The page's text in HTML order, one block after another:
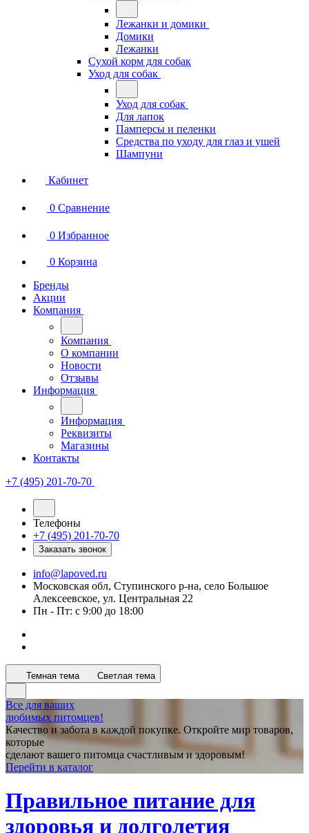
Лежанки и домики
Домики
Лежанки
Сухой корм для собак
Уход для собак
Уход для собак
Для лапок
Памперсы и пеленки
Средства по уходу для глаз и ушей
Шампуни
Кабинет
0 Сравнение
0 Избранное
0 Корзина
Бренды
Акции
Компания
Компания
О компании
Новости
Отзывы
Информация
Информация
Реквизиты
Магазины
Контакты
+7 (495) 201-70-70
Телефоны
+7 (495) 201-70-70
Заказать звонок
info@lapoved.ru
Московская обл, Ступинского р-на, село Большое
Алексеевское, ул. Центральная 22
Пн - Пт: с 9:00 до 18:00
Темная тема Светлая тема
Все для ваших
любимых питомцев!
Качество и забота в каждой покупке. Откройте мир товаров,
которые
сделают вашего питомца счастливым и здоровым!
Перейти в каталог
Правильное питание для
здоровья и долголетия